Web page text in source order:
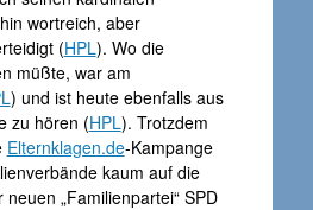
wortreich, aber
(HPL). Wo die
müßte, war am
) und ist heute ebenfalls aus
zu hören (HPL). Trotzdem
Elternklagen.de-Kampange
kaum auf die
„Familienpartei“ SPD